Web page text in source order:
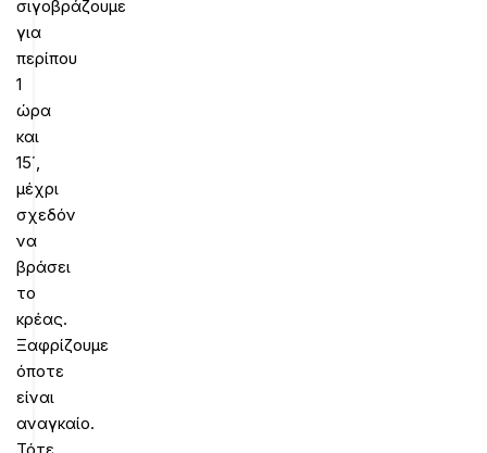
σιγοβράζουμε
για
περίπου
1
ώρα
και
15΄,
μέχρι
σχεδόν
να
βράσει
το
κρέας.
Ξαφρίζουμε
όποτε
είναι
αναγκαίο.